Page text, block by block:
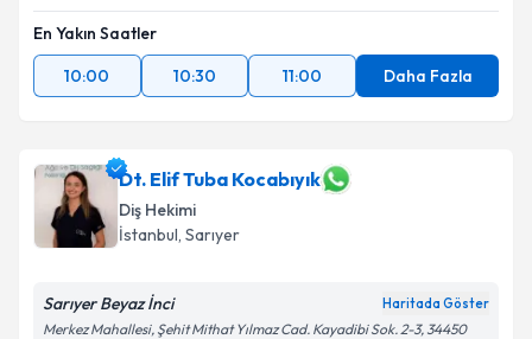
En Yakın Saatler
10:00
10:30 11:00 Daha Fazla
Dt. Elif Tuba Kocabıyık
Diş Hekimi
İstanbul, Sarıyer
Sarıyer Beyaz İnci Haritada Göster
Merkez Mahallesi, Şehit Mithat Yılmaz Cad. Kayadibi Sok. 2-3, 34450